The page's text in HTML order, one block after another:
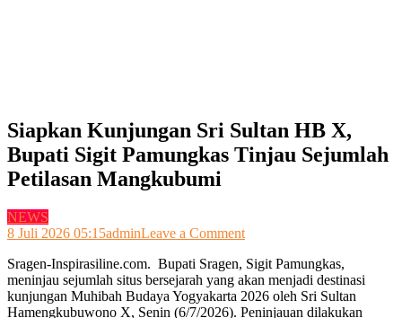
Siapkan Kunjungan Sri Sultan HB X,
Bupati Sigit Pamungkas Tinjau Sejumlah
Petilasan Mangkubumi
NEWS
8 Juli 2026 05:15adminLeave a Commenton
Kunjungan
Sri
Sultan
HB
Sragen-Inspirasiline.com. Bupati Sragen, Sigit Pamungkas,
meninjau sejumlah situs bersejarah yang akan menjadi destinasi
kunjungan Muhibah Budaya Yogyakarta 2026 oleh Sri Sultan
Hamengkubuwono X, Senin (6/7/2026). Peninjauan dilakukan